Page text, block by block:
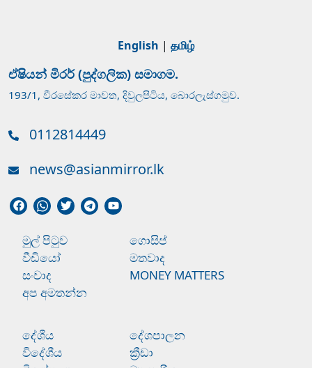
English | தமிழ்
ඒෂියන් මිරර් (පුද්ගලික) සමාගම.
193/1, වීරසේකර මාවත, දිවුලපිටිය, බොරලැස්ගමුව.
0112814449
news@asianmirror.lk
මුල් පිටුව
ගොසිප්
වීඩියෝ
මතවාද
සංවාද
MONEY MATTERS
අප අමතන්න
දේශීය
දේශපාලන
විදේශීය
ක්‍රීඩා